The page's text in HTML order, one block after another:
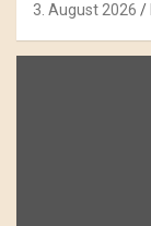
3. August 2026